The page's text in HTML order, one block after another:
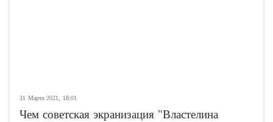
31 Марта 2021, 18:01
Чем советская экранизация "Властелина